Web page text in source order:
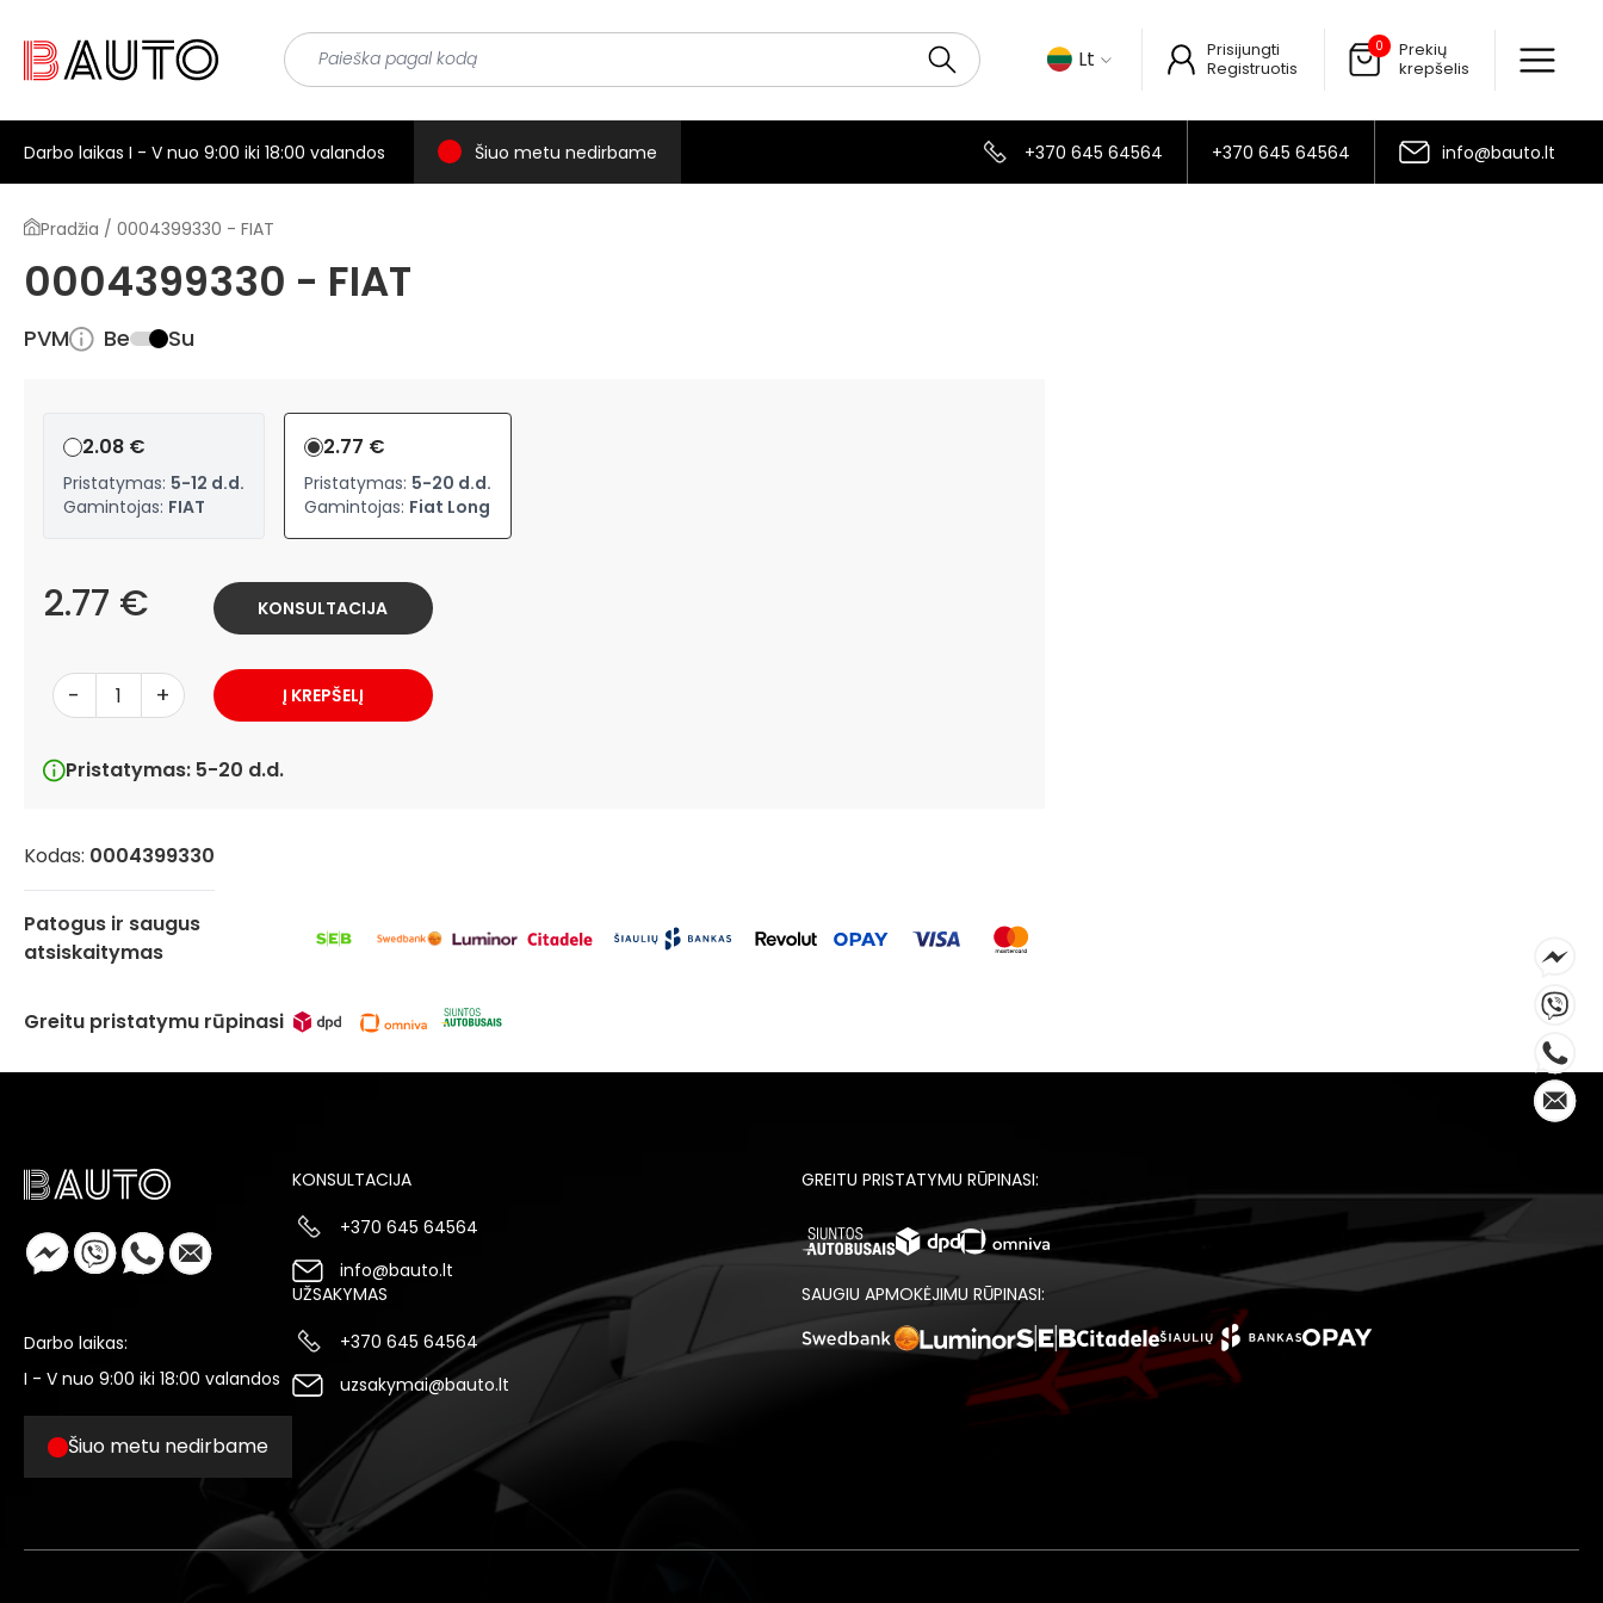
Lt
Prisijungti
Registruotis
0
Prekių
krepšelis
Darbo laikas I - V nuo 9:00 iki 18:00 valandos Šiuo metu nedirbame +370 645 64564 +370 645 64564 info@bauto.lt
Pradžia / 0004399330 - FIAT
0004399330 - FIAT
PVM Be Su
2.08 €
Pristatymas: 5-12 d.d.
Gamintojas: FIAT
2.77 €
Pristatymas: 5-20 d.d.
Gamintojas: Fiat Long
2.77 €
- +
Pristatymas: 5-20 d.d.
Į KREPŠELĮ
KONSULTACIJA
Kodas: 0004399330
Patogus ir saugus
atsiskaitymas
Greitu pristatymu rūpinasi
Darbo laikas:
I - V nuo 9:00 iki 18:00 valandos
Šiuo metu nedirbame
KONSULTACIJA
+370 645 64564
info@bauto.lt
UŽSAKYMAS
+370 645 64564
uzsakymai@bauto.lt
GREITU PRISTATYMU RŪPINASI:
SAUGIU APMOKĖJIMU RŪPINASI: